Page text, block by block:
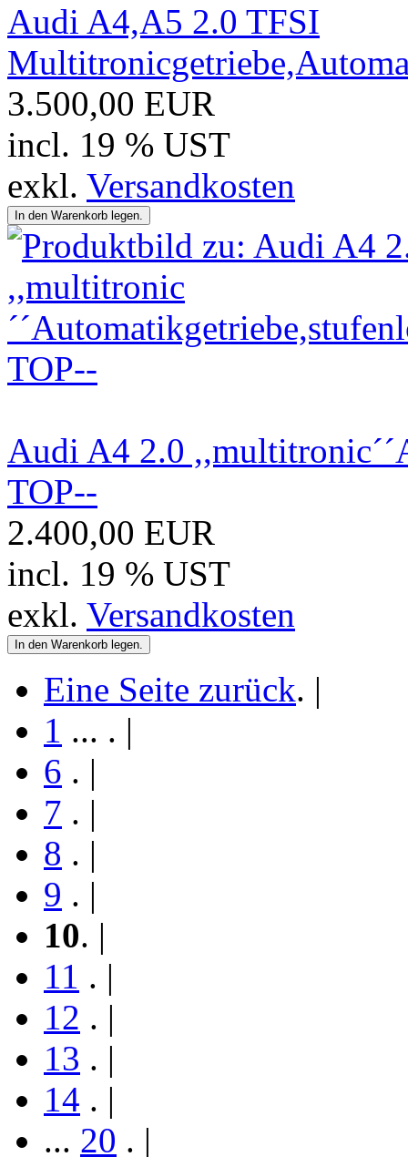
Audi A4,A5 2.0 TFSI
3.500,00 EUR
incl. 19 % UST
exkl. Versandkosten
Audi A4 2.0
TOP--
2.400,00 EUR
incl. 19 % UST
exkl. Versandkosten
Eine Seite zurück. |
1 ... . |
6 . |
7 . |
8 . |
9 . |
10. |
11 . |
12 . |
13 . |
14 . |
... 20 . |